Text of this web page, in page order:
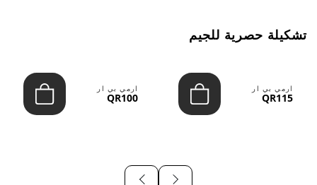
تشكيلة حصرية للجيم
ارمي بي ار
QR115
ارمي بي ار
QR100